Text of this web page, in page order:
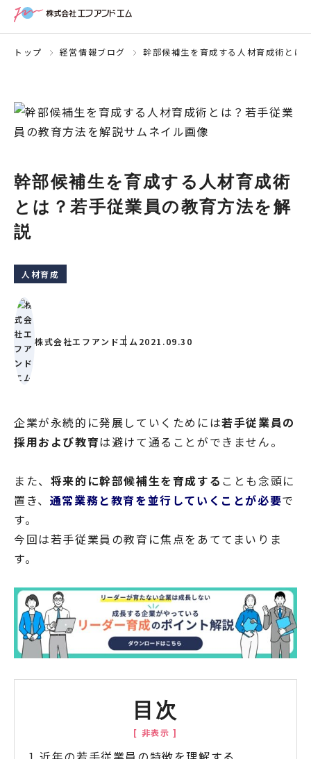
トップ 経営情報ブログ 幹部候補生を育成する人材育成術とは
幹部候補生を育成する人材育成術
とは？若手従業員の教育方法を解
説
人材育成
株式会社エフアンドエム 2021.09.30
企業が永続的に発展していくためには若手従業員の
採用および教育は避けて通ることができません。
また、 将来的に幹部候補生を育成する ことも念頭に
置き、 通常業務と教育を並行していくことが必要で
す。
今回は若手従業員の教育に焦点をあててまいりま
す。
目次